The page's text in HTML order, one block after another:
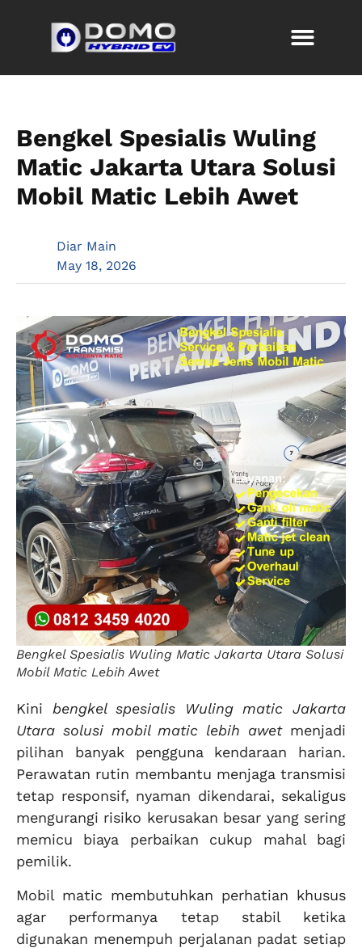
Bengkel Spesialis Wuling
Matic Jakarta Utara Solusi
Mobil Matic Lebih Awet
Diar Main
May 18, 2026
Bengkel Spesialis Wuling Matic Jakarta Utara Solusi
Mobil Matic Lebih Awet
Kini bengkel spesialis Wuling matic Jakarta
Utara solusi mobil matic lebih awetmenjadi
pilihan banyak pengguna kendaraan harian.
Perawatan rutin membantu menjaga transmisi
tetap responsif, nyaman dikendarai, sekaligus
mengurangi risiko kerusakan besar yang sering
memicu biaya perbaikan cukup mahal bagi
pemilik.
Mobil matic membutuhkan perhatian khusus
agar performanya tetap stabil ketika
digunakan menempuh perjalanan padat setiap